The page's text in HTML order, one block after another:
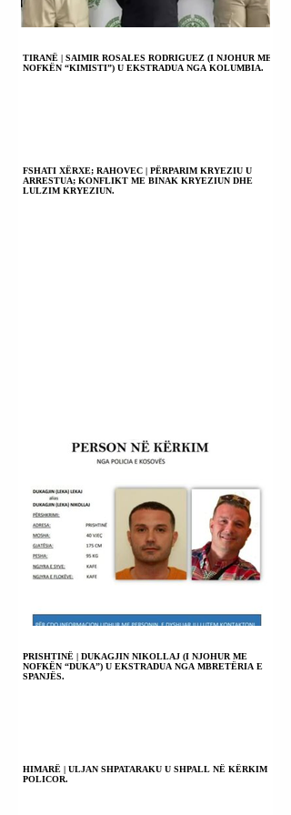
TIRANË | SAIMIR ROSALES RODRIGUEZ (I NJOHUR ME
NOFKËN “KIMISTI”) U EKSTRADUA NGA KOLUMBIA.
FSHATI XËRXE; RAHOVEC | PËRPARIM KRYEZIU U
ARRESTUA; KONFLIKT ME BINAK KRYEZIUN DHE
LULZIM KRYEZIUN.
PRISHTINË | DUKAGJIN NIKOLLAJ (I NJOHUR ME
NOFKËN “DUKA”) U EKSTRADUA NGA MBRETËRIA E
SPANJËS.
HIMARË | ULJAN SHPATARAKU U SHPALL NË KËRKIM
POLICOR.